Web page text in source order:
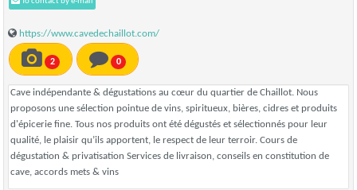
https://www.cavedechaillot.com/
2 0
Cave indépendante & dégustations au cœur du quartier de Chaillot. Nous
proposons une sélection pointue de vins, spiritueux, bières, cidres et produits
d'épicerie fine. Tous nos produits ont été dégustés et sélectionnés pour leur
qualité, le plaisir qu’ils apportent, le respect de leur terroir. Cours de
dégustation & privatisation Services de livraison, conseils en constitution de
cave, accords mets & vins